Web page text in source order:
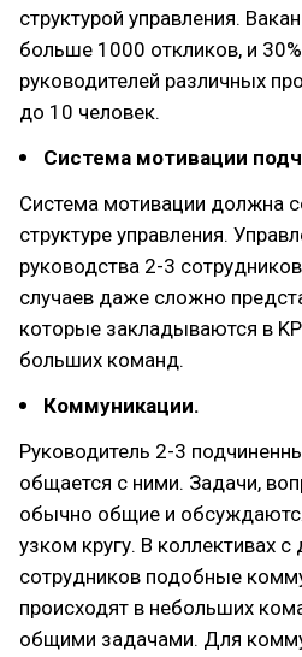
структурой управления.
больше 1000 откликов, и
руководителей различных
до 10 человек.
Система мотивации
Система мотивации должна
структуре управления.
руководства 2-3
случаев даже сложно
которые закладываются в
больших команд.
Коммуникации.
Руководитель 2-3
общается с ними. Задачи,
обычно общие и
узком кругу. В коллективах с
сотрудников подобные
происходят в небольших
общими задачами. Для